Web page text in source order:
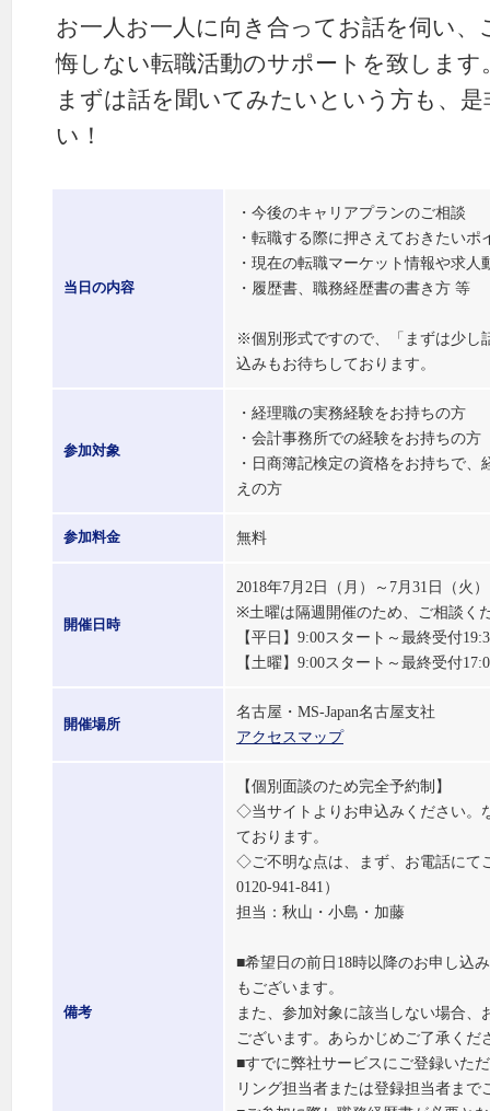
お一人お一人に向き合ってお話を伺い
悔しない転職活動のサポートを致します
まずは話を聞いてみたいという方も、
い！
当日の内容
・今後のキャリアプランのご相談
・転職する際に押さえておきたいポ
・現在の転職マーケット情報や求人
・履歴書、職務経歴書の書き方 等
※個別形式ですので、「まずは少し
込みもお待ちしております。
参加対象
・経理職の実務経験をお持ちの方
・会計事務所での経験をお持ちの方
・日商簿記検定の資格をお持ちで
えの方
参加料金 無料
開催日時
2018年7月2日（月）～7月31日（
※土曜は隔週開催のため、ご相談く
【平日】9:00スタート～最終受付
【土曜】9:00スタート～最終受付
開催場所
名古屋・MS-Japan名古屋支社
アクセスマップ
備考
【個別面談のため完全予約制】
◇当サイトよりお申込みください。
ております。
◇ご不明な点は、まず、お電話にて
0120-941-841）
担当：秋山・小島・加藤
■希望日の前日18時以降のお申し込
もございます。
また、参加対象に該当しない場合
ございます。あらかじめご了承くだ
■すでに弊社サービスにご登録いた
リング担当者または登録担当者まで